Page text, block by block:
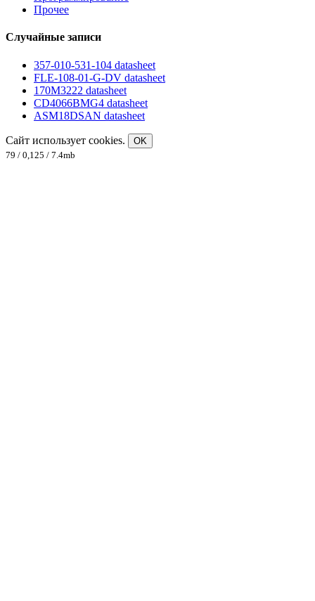
Прочее
Случайные записи
357-010-531-104 datasheet
FLE-108-01-G-DV datasheet
170M3222 datasheet
CD4066BMG4 datasheet
ASM18DSAN datasheet
Сайт использует cookies.
OK
79 / 0,125 / 7.4mb